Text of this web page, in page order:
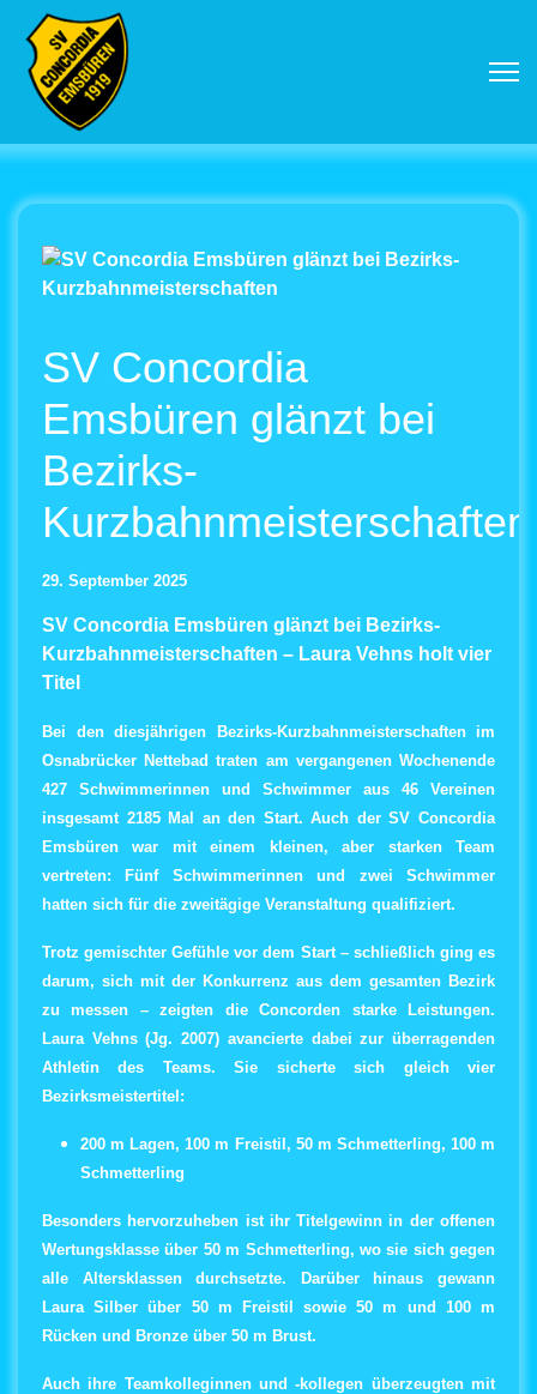
SV Concordia
Emsbüren glänzt bei
Bezirks-
Kurzbahnmeisterschaften
29. September 2025
SV Concordia Emsbüren glänzt bei Bezirks-
Kurzbahnmeisterschaften – Laura Vehns holt vier
Titel
Bei den diesjährigen Bezirks-Kurzbahnmeisterschaftenim
Osnabrücker Nettebad traten am vergangenen Wochenende
427 Schwimmerinnen und Schwimmer aus 46 Vereinen
insgesamt 2185 Mal an den Start. Auch derSV Concordia
Emsbüren war mit einem kleinen, aber starken Team
vertreten:
Fünf Schwimmerinnen und zwei Schwimmer
hatten sich für die zweitägige Veranstaltung qualifiziert.
Trotz gemischter Gefühle vor dem Start – schließlich ging es
darum, sich mit der Konkurrenz aus dem gesamten Bezirk
zu messen – zeigten die Concorden starke Leistungen.
Laura Vehns (Jg. 2007) avancierte dabei zur überragenden
Athletin des Teams. Sie sicherte sich gleich vier
Bezirksmeistertitel :
200 m Lagen, 100 m Freistil, 50 m Schmetterling, 100 m
Schmetterling
Besonders hervorzuheben ist ihrTitelgewinn in der offenen
Wertungsklasse über 50 m Schmetterling, wo sie sich gegen
alle Altersklassen durchsetzte. Darüber hinaus gewann
LauraSilber über 50 m Freistil sowie 50 m und 100 m
Rücken und Bronze über 50 m Brust.
Auch ihre Teamkolleginnen und -kollegen überzeugten mit